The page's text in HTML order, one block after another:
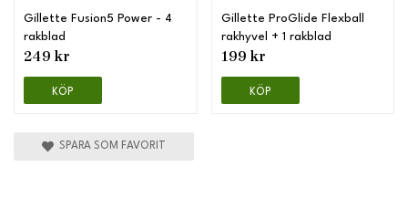
Gillette Fusion5 Power - 4
rakblad
249 kr
KÖP
Gillette ProGlide Flexball
rakhyvel + 1 rakblad
199 kr
KÖP
SPARA SOM FAVORIT